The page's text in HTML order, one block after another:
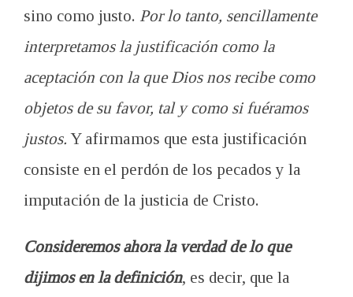
sino como justo. Por lo tanto, sencillamente
interpretamos la justificación como la
aceptación con la que Dios nos recibe como
objetos de su favor, tal y como si fuéramos
justos. Y afirmamos que esta justificación
consiste en el perdón de los pecados y la
imputación de la justicia de Cristo.
Consideremos ahora la verdad de lo que
dijimos en la definición, es decir, que la